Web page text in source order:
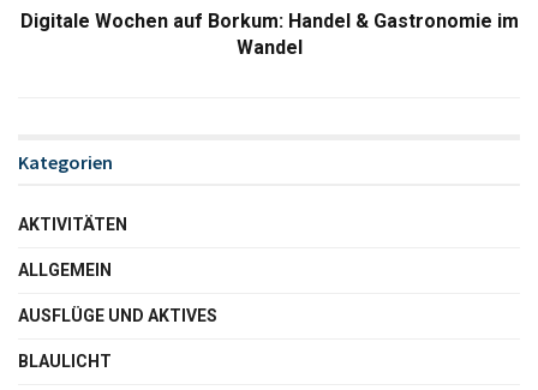
Digitale Wochen auf Borkum: Handel & Gastronomie im
Wandel
Kategorien
AKTIVITÄTEN
ALLGEMEIN
AUSFLÜGE UND AKTIVES
BLAULICHT